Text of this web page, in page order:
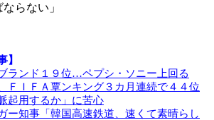
らない」
】
ランド１９位…ペプシ・ソニー上回る
ＦＩＦＡ覃ンキング３カ月連続で４４位
起用するか」に苦心
ー知事「韓国高速鉄道、速くて素晴らし